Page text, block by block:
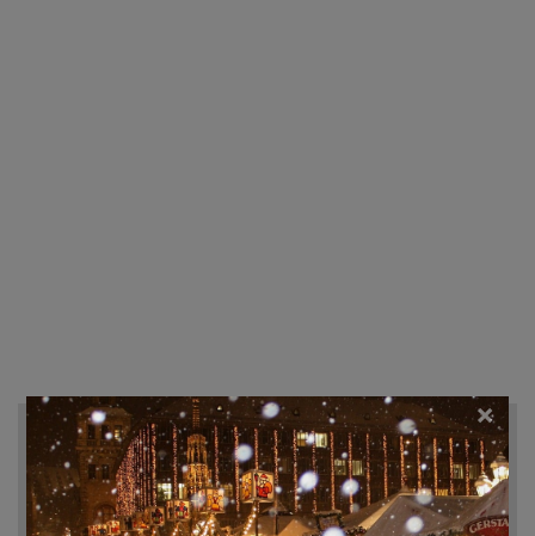
Recherche d'hôtels et autres...
Destination
×